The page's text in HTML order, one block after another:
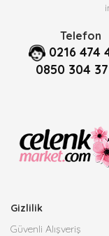
Telefon
0216 474
0850 304
Gizlilik
Güvenli Alışveriş